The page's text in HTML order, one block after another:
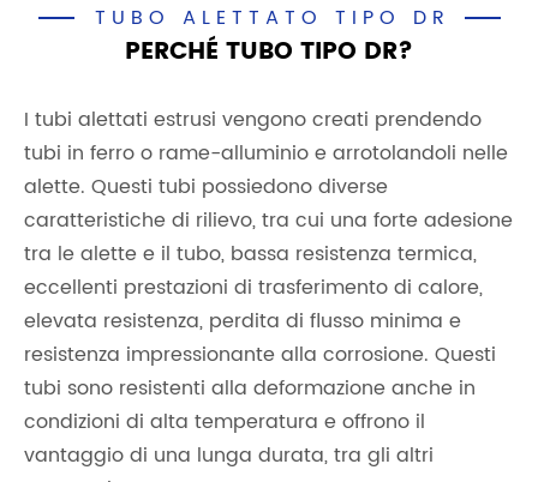
TUBO ALETTATO TIPO DR
PERCHÉ TUBO TIPO DR?
I tubi alettati estrusi vengono creati prendendo
tubi in ferro o rame-alluminio e arrotolandoli nelle
alette. Questi tubi possiedono diverse
caratteristiche di rilievo, tra cui una forte adesione
tra le alette e il tubo, bassa resistenza termica,
eccellenti prestazioni di trasferimento di calore,
elevata resistenza, perdita di flusso minima e
resistenza impressionante alla corrosione. Questi
tubi sono resistenti alla deformazione anche in
condizioni di alta temperatura e offrono il
vantaggio di una lunga durata, tra gli altri